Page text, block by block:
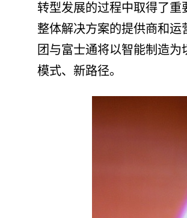
转型发展的过程中取得了
整体解决方案的提供商和
团与富士通将以智能制造
模式、新路径。